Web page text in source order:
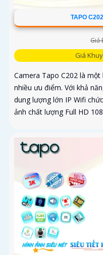
TAPO
Giá
Giá
Camera Tapo C202 là
nhiều ưu điểm. Với khả
dung lượng lớn IP Wifi
ảnh chất lượng Full HD